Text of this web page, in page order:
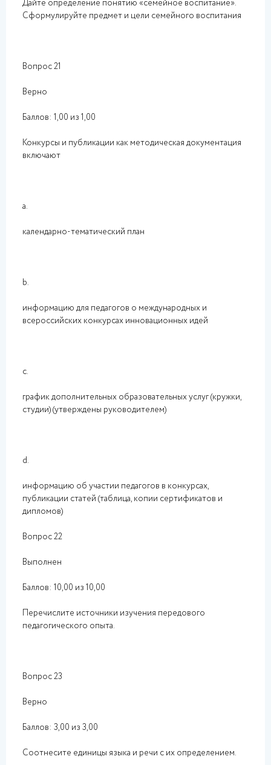
Дайте определение понятию «семейное воспитание».
Сформулируйте предмет и цели семейного воспитания
Вопрос 21
Верно
Баллов: 1,00 из 1,00
Конкурсы и публикации как методическая документация
включают
a.
календарно-тематический план
b.
информацию для педагогов о международных и
всероссийских конкурсах инновационных идей
c.
график дополнительных образовательных услуг (кружки,
студии) (утверждены руководителем)
d.
информацию об участии педагогов в конкурсах,
публикации статей (таблица, копии сертификатов и
дипломов)
Вопрос 22
Выполнен
Баллов: 10,00 из 10,00
Перечислите источники изучения передового
педагогического опыта.
Вопрос 23
Верно
Баллов: 3,00 из 3,00
Соотнесите единицы языка и речи с их определением.